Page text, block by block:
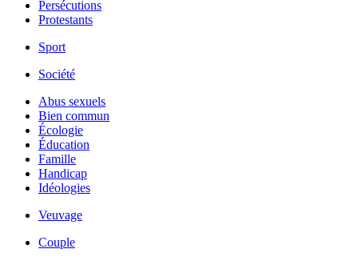
Persécutions
Protestants
Sport
Société
Abus sexuels
Bien commun
Écologie
Éducation
Famille
Handicap
Idéologies
Veuvage
Couple